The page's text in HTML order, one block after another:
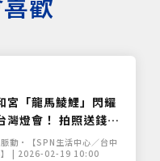
宮「龍馬鯪鯉」閃耀
灣燈會！ 拍照送錢母
Marshall音響
動•【SPN生活中心／台中
】 | 2026-02-19 10:00